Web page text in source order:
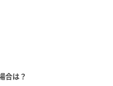
合は？